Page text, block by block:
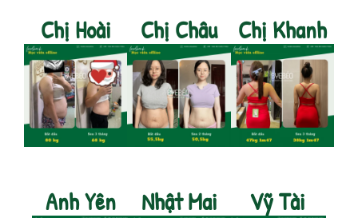
Chị Hoài Chị Châu Chị Khanh
Anh Yên Nhật Mai Vỹ Tài